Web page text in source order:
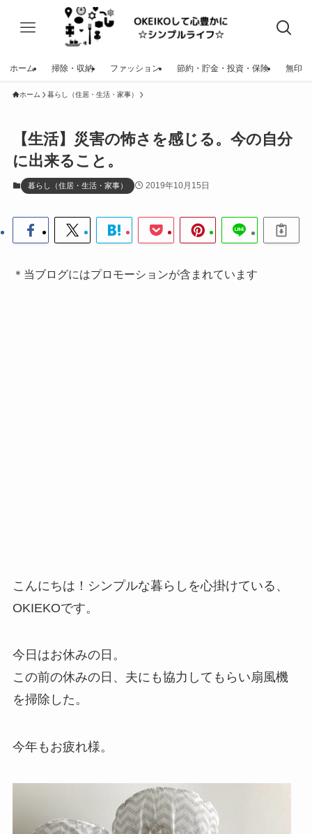
ホーム 掃除・収納 ファッション 節約・貯金・投資・保険 無印
ホーム 暮らし（住居・生活・家事）
【生活】災害の怖さを感じる。今の自分
に出来ること。
暮らし（住居・生活・家事） 2019年10月15日
＊当ブログにはプロモーションが含まれています
こんにちは！シンプルな暮らしを心掛けている、
OKIEKOです。
今日はお休みの日。
この前の休みの日、夫にも協力してもらい扇風機
を掃除した。
今年もお疲れ様。